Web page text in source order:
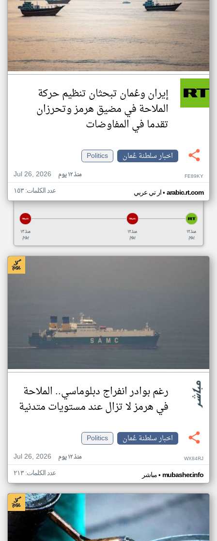
إيران وعُمان تبحثان تنظيم حركة
الملاحة في مضيق هرمز وتحرزان
تقدما في المفاوضات
اخبار سلطنة عُمان
Politics
Jul 26, 2026
منذ ١٢ يوم FE89KY
ار تي عربي• arabic.rt.com عدد الكلمات: ١٥٣
منذ ١٣
يوم
منذ ١٢
يوم
منذ ١٢
يوم
رغم بوادر انفراج دبلوماسي.. الملاحة
في هرمز لا تزال عند مستويات متدنية
اخبار سلطنة عُمان
Politics
Jul 26, 2026
منذ ١٢ يوم WX84RJ
مباشر• mubasher.info عدد الكلمات: ٢١٣